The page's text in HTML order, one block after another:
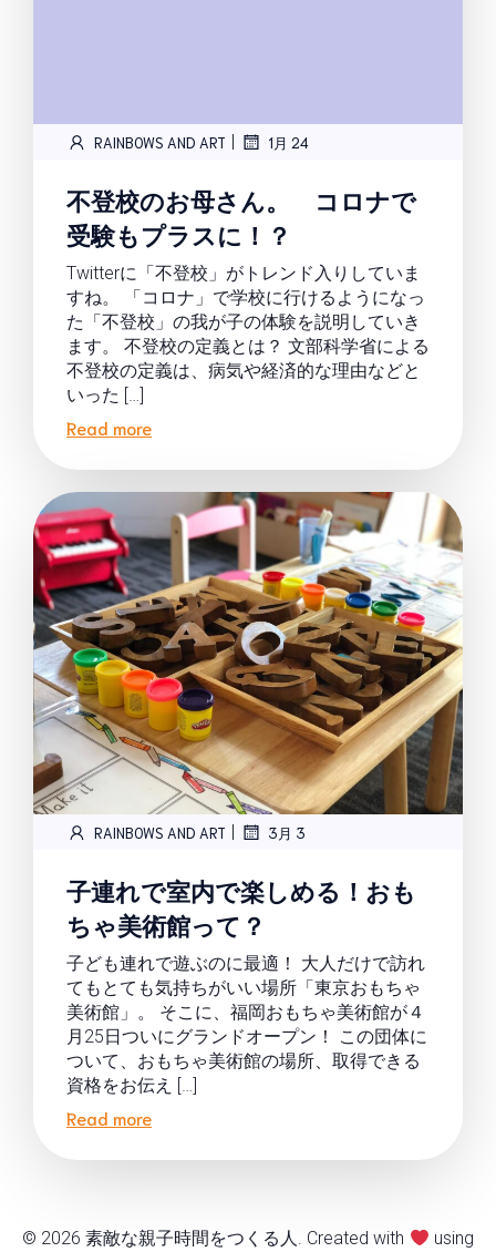
RAINBOWS AND ART | 1月 24
不登校のお母さん。 コロナで
受験もプラスに！？
Twitterに「不登校」がトレンド入りしていま
すね。 「コロナ」で学校に行けるようになっ
た「不登校」の我が子の体験を説明していき
ます。 不登校の定義とは？ 文部科学省による
不登校の定義は、病気や経済的な理由などと
いった […]
Read more
RAINBOWS AND ART | 3月 3
子連れで室内で楽しめる！おも
ちゃ美術館って？
子ども連れで遊ぶのに最適！ 大人だけで訪れ
てもとても気持ちがいい場所「東京おもちゃ
美術館」。 そこに、福岡おもちゃ美術館が４
月25日ついにグランドオープン！ この団体に
ついて、おもちゃ美術館の場所、取得できる
資格をお伝え […]
Read more
© 2026 素敵な親子時間をつくる人. Created with using